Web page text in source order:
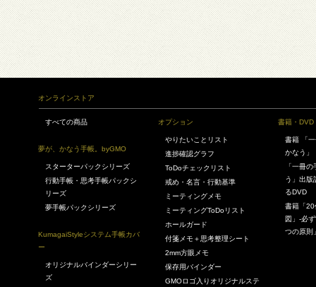
オンラインストア
すべての商品
夢が、かなう手帳。byGMO
スターターパックシリーズ
行動手帳・思考手帳パックシ
リーズ
夢手帳パックシリーズ
KumagaiStyleシステム手帳カバ
ー
オリジナルバインダーシリー
ズ
オプション
やりたいことリスト
進捗確認グラフ
ToDoチェックリスト
戒め・名言・行動基準
ミーティングメモ
ミーティングToDoリスト
ホールガード
付箋メモ＋思考整理シート
2mm方眼メモ
保存用バインダー
GMOロゴ入りオリジナルステ
書籍・DVD
書籍 「
かなう」
「一冊
う」出
るDVD
書籍「
図」-必
つの原則